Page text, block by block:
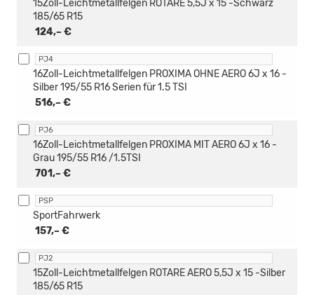
124,– €
15Zoll-Leichtmetallfelgen ROTARE 5,5J x 15 -Schwarz
185/65 R15
PJ4
516,– €
16Zoll-Leichtmetallfelgen PROXIMA OHNE AERO 6J x 16 -
Silber 195/55 R16 Serien für 1.5 TSI
PJ6
701,– €
16Zoll-Leichtmetallfelgen PROXIMA MIT AERO 6J x 16 -
Grau 195/55 R16 /1.5TSI
PSP
157,– €
SportFahrwerk
PJ2
15Zoll-Leichtmetallfelgen ROTARE AERO 5,5J x 15 -Silber
185/65 R15